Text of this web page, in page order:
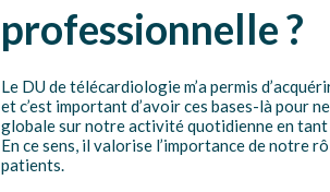
professionnelle ?
Le DU de télécardiologie m’a permis
et c’est important d’avoir ces bases-là pour
globale sur notre activité quotidienne en tant
En ce sens, il valorise l’importance de notre
patients.